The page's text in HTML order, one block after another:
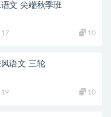
文 尖端秋季班
17 10
语文 三轮
19 10